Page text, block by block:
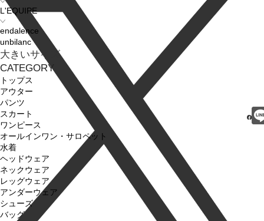
L'EQUIPE
endalence
unbilanc
大きいサイズ
CATEGORY
トップス
アウター
パンツ
スカート
ワンピース
オールインワン・サロペット
水着
ヘッドウェア
ネックウェア
レッグウェア
アンダーウェア
シューズ
バッグ